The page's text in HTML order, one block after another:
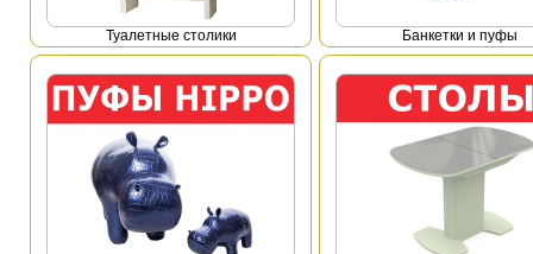
Туалетные столики Банкетки и пуфы